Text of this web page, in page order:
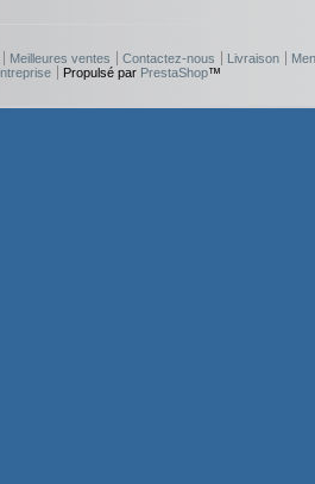
Meilleures ventes Contactez-nous Livraison
Propulsé par PrestaShop™